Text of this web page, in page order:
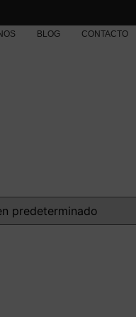
BLOG CONTACTO